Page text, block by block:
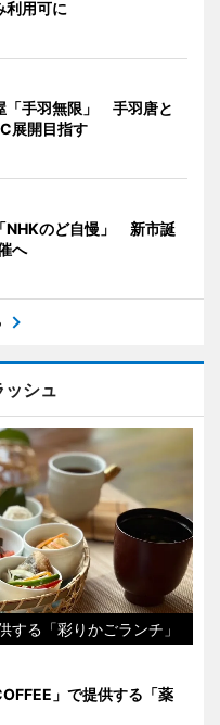
利用可に
「手羽無限」 手羽唐と
展開目指す
NHKのど自慢」 新市誕
へ
ッシュ
する「彩りかごランチ」
」で提供する「薬